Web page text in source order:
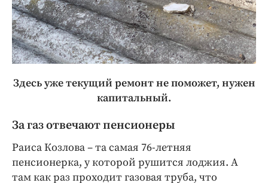
Здесь уже текущий ремонт не поможет, нужен
капитальный.
За газ отвечают пенсионеры
Раиса Козлова – та самая 76-летняя
пенсионерка, у которой рушится лоджия. А
там как раз проходит газовая труба, что